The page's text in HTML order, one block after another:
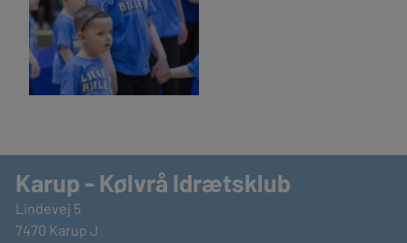
Karup - Kølvrå Idrætsklub
Lindevej 5
7470 Karup J